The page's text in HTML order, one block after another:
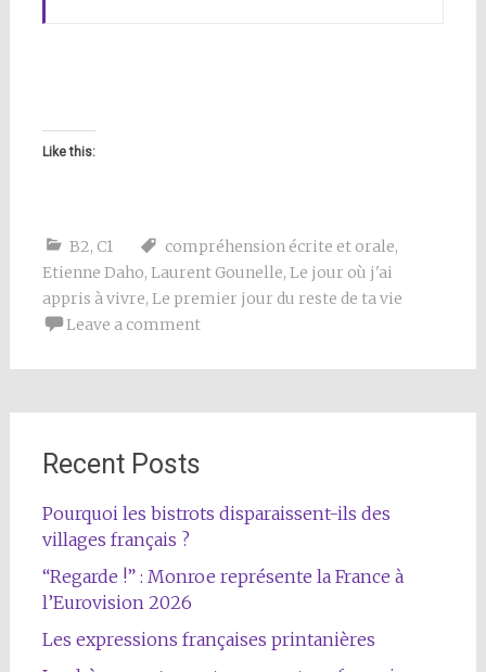
Like this:
B2, C1 compréhension écrite et orale,
Etienne Daho, Laurent Gounelle, Le jour où j'ai
appris à vivre, Le premier jour du reste de ta vie
Leave a comment
Recent Posts
Pourquoi les bistrots disparaissent-ils des
villages français ?
“Regarde !” : Monroe représente la France à
l’Eurovision 2026
Les expressions françaises printanières